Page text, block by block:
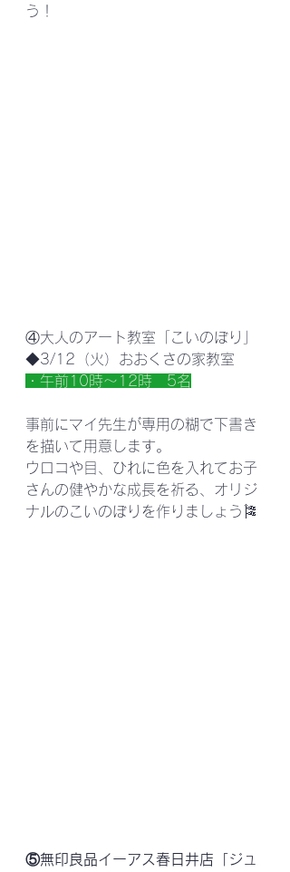
う！
④大人のアート教室「こいのぼり」
◆3/12（火）おおくさの家教室
・午前10時～12時　5名
事前にマイ先生が専用の糊で下書き
を描いて用意します。
ウロコや目、ひれに色を入れてお子
さんの健やかな成長を祈る、オリジ
ナルのこいのぼりを作りましょう🎏
⑤無印良品イーアス春日井店「ジュ